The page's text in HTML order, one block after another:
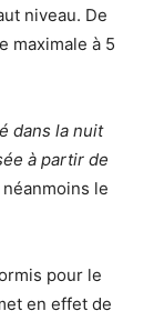
niveau. De
maximale à 5
dans la nuit
à partir de
le
pour le
en effet de